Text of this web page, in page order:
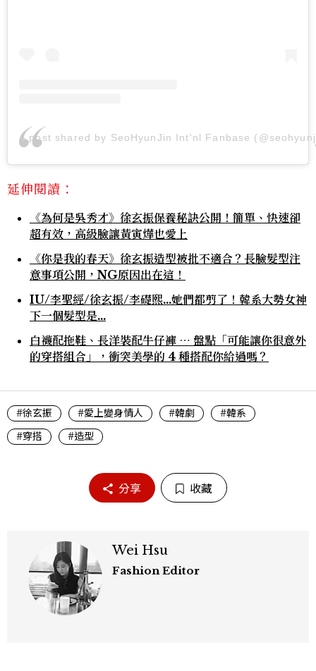
A post shared by SeoHyunJin Int'nl Fanbase
延伸閱讀：
《為何是吳秀才》徐玄振保養秘訣公開！簡單、快速卻
超有效，高級臉讓黃寅燁也愛上
《你是我的春天》徐玄振造型被批不適合？長臉髮型注
意事項公開，NG原因出在這！
IU/李聖經/徐玄振/李礎熙...她們都剪了！韓系大勢女神
下一個髮型是…
白襪配拖鞋、長洋裝配牛仔褲 ⋯ 盤點「可能讓你很意外
的穿搭組合」，衝突美學的 4 種搭配你給過嗎？
#徐玄振 #愛上變身情人 #韓劇
#韓系
#穿搭
#造型
分享 收藏
Wei Hsu
Fashion Editor